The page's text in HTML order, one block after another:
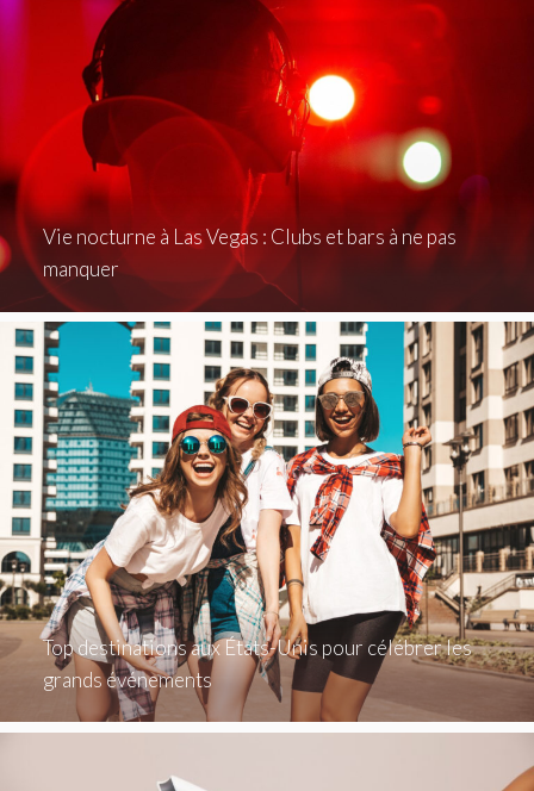
Vie nocturne à Las Vegas : Clubs et bars à ne pas
manquer
Top destinations aux États-Unis pour célébrer les
grands événements